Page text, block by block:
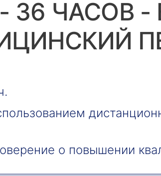
36 ЧАСОВ
о повышении
Получить консультацию
Даю согласие наобработку
Приложите документы